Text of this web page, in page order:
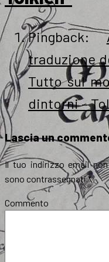
Pingback:
traduzione
Tutto sul
dintorni –
Lascia un
Il tuo indirizzo email non
sono contrassegnati*